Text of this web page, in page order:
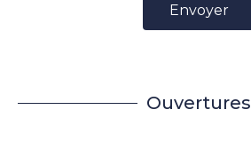
Envoyer
Ouvertures